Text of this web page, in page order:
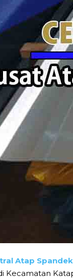
Atap Spandek
Kecamatan